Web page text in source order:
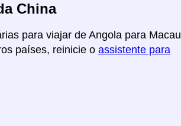
China
para viajar de Angola para Macau
países, reinicie o assistente para